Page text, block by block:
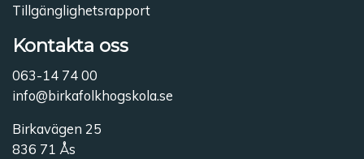
Tillgänglighetsrapport
Kontakta oss
063-14 74 00
info@birkafolkhogskola.se
Birkavägen 25
836 71 Ås